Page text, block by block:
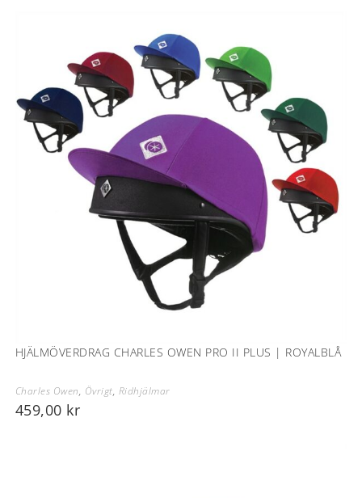
HJÄLMÖVERDRAG CHARLES OWEN PRO II PLUS | ROYALBLÅ
Charles Owen, Övrigt, Ridhjälmar
459,00 kr